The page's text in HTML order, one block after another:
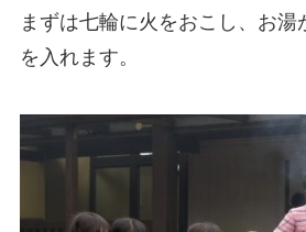
まずは七輪に火をおこし、お湯
を入れます。